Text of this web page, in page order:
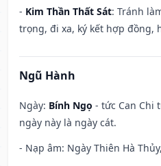
- Kim Thần Thất Sát: Tránh
trọng, đi xa, ký kết hợp đồng,
Ngũ Hành
Ngày: Bính Ngọ - tức Can Chi
ngày này là ngày cát.
- Nạp âm: Ngày Thiên Hà